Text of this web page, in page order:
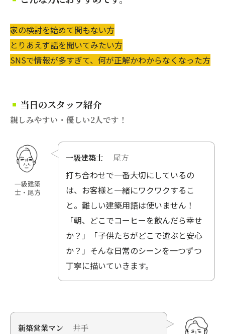
家の検討を始めて間もない方
とりあえず話を聞いてみたい方
SNSで情報が多すぎて、何が正解かわからなくなった方
当日のスタッフ紹介
親しみやすい・優しい2人です！
一級建築
士・尾方
一級建築士 尾方
打ち合わせで一番大切にしているの
は、お客様と一緒にワクワクするこ
と。難しい建築用語は使いません！
「朝、どこでコーヒーを飲んだら幸せ
か？」「子供たちがどこで遊ぶと安心
か？」そんな日常のシーンを一つずつ
丁寧に描いていきます。
新築営業マン 井手